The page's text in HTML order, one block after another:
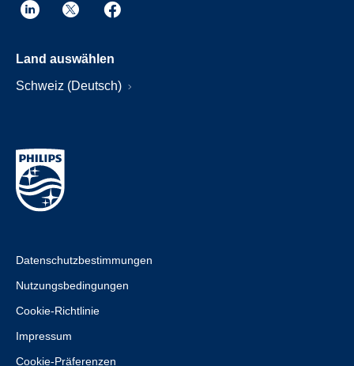
Land auswählen
Schweiz (Deutsch)
Datenschutzbestimmungen
Nutzungsbedingungen
Cookie-Richtlinie
Impressum
Cookie-Präferenzen